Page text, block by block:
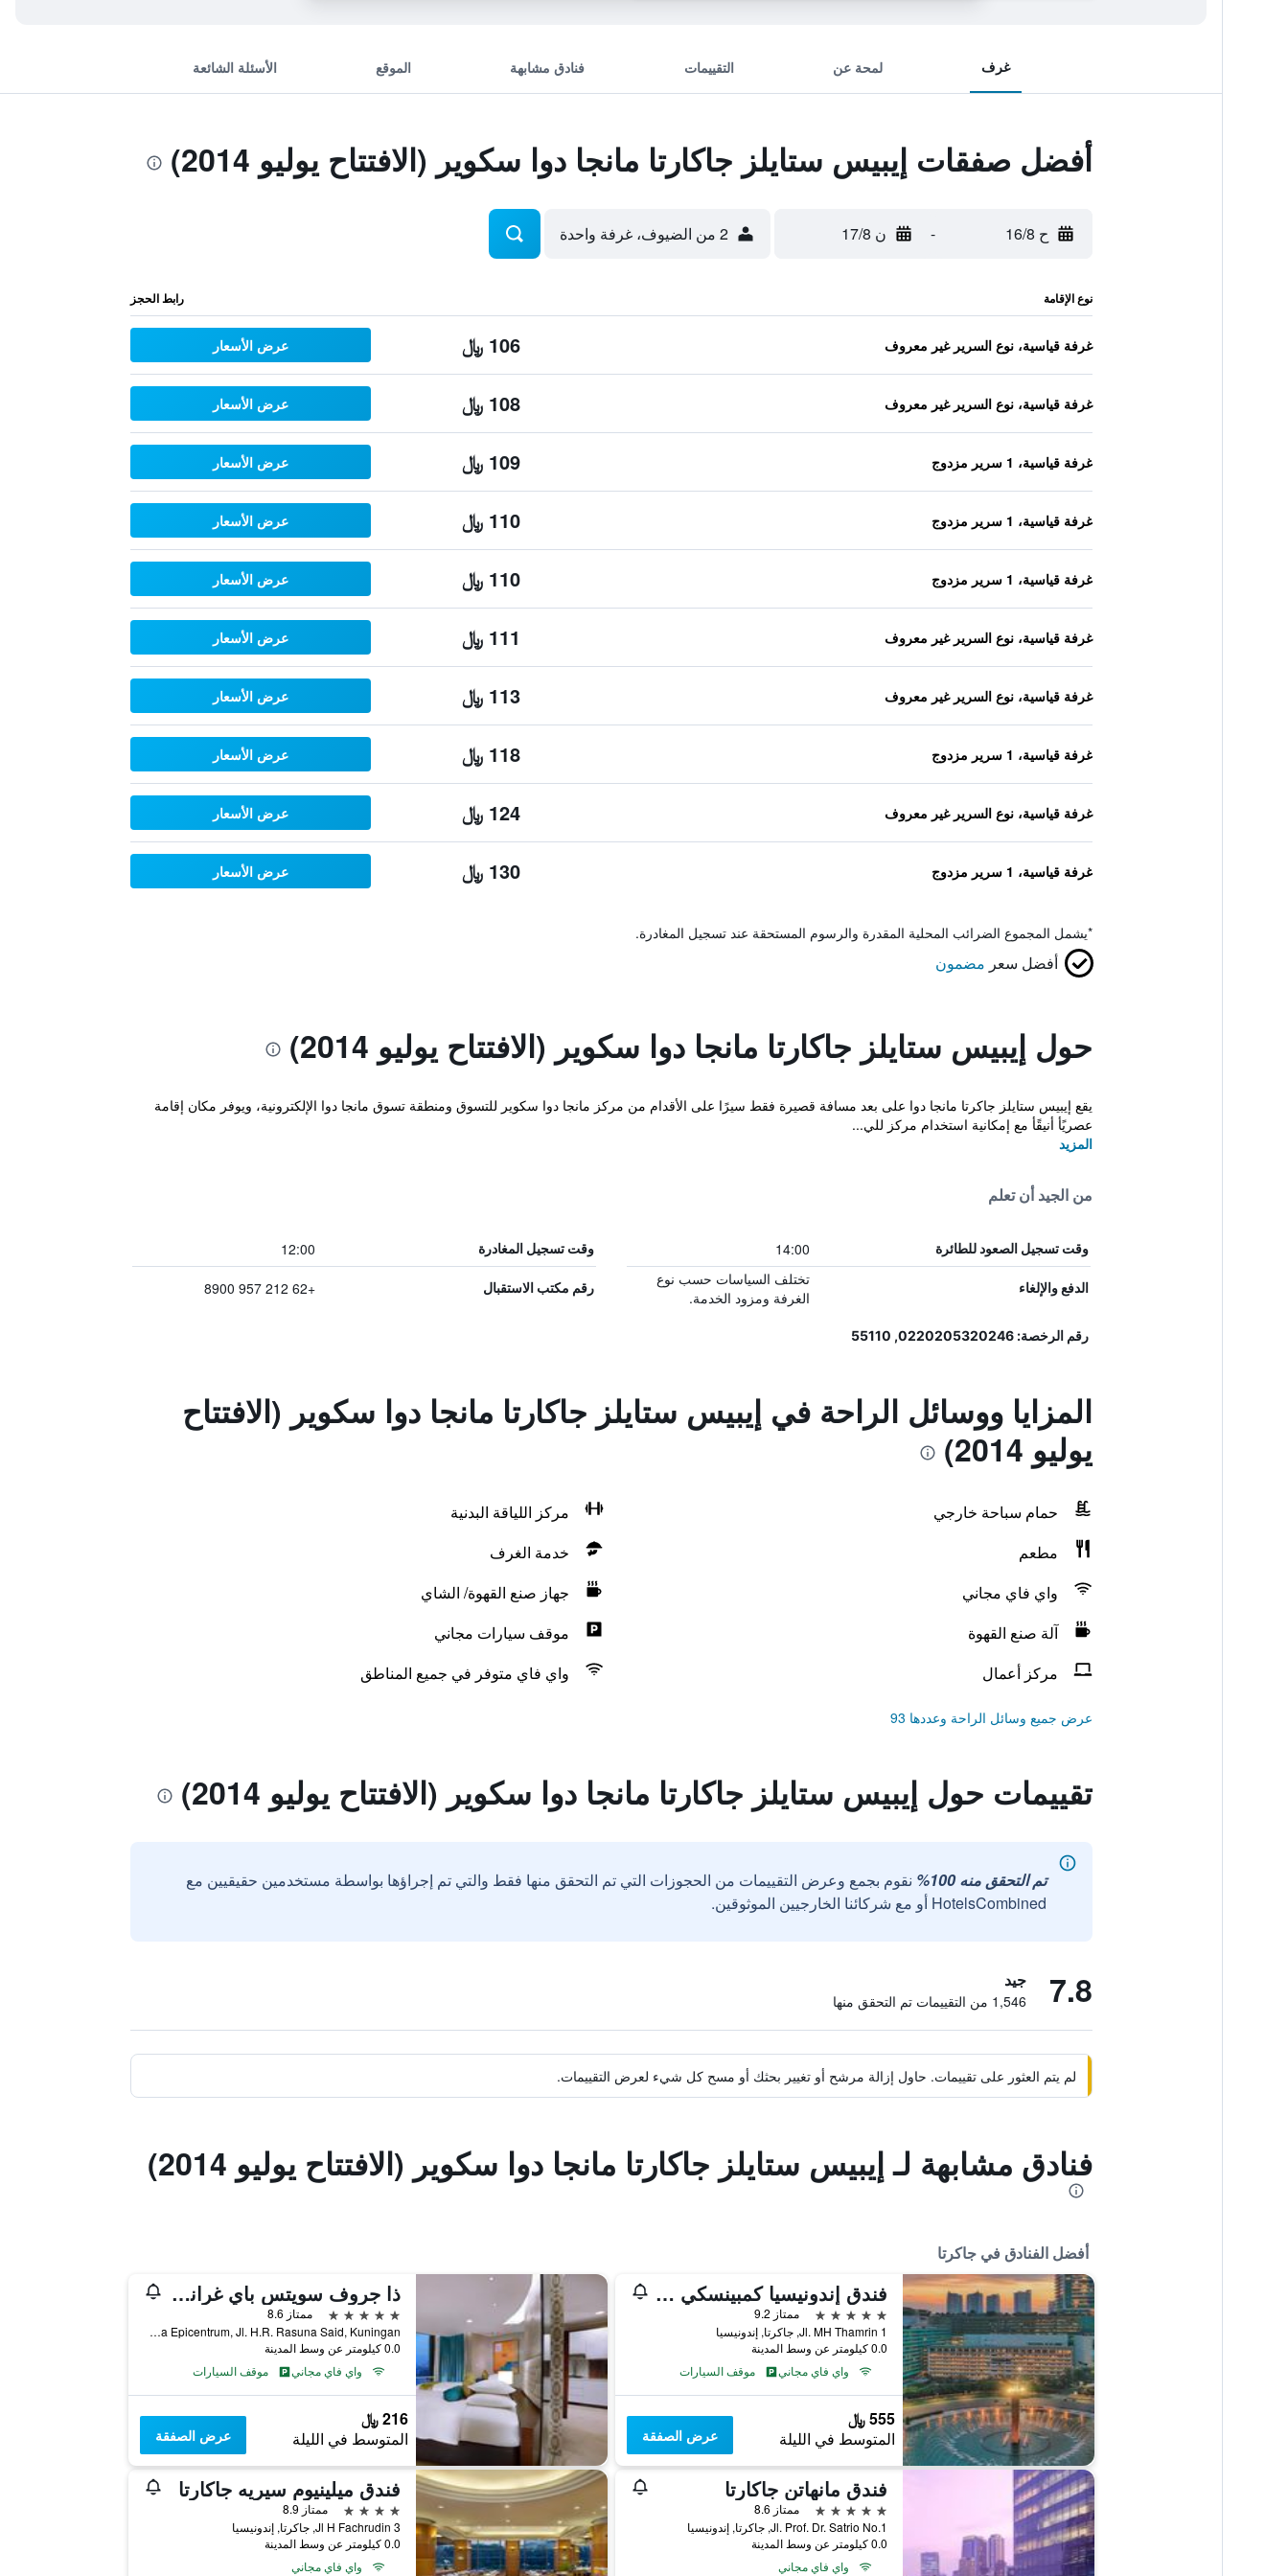
غرف لمحة عن التقييمات فنادق مشابهة الموقع الأسئلة الشائعة
أفضل صفقات إيبيس ستايلز جاكارتا مانجا دوا سكوير (الافتتاح يوليو 2014)
ح 16/8 - ن 17/8 2 من الضيوف، غرفة واحدة
نوع الإقامة رابط الحجز
غرفة قياسية، نوع السرير غير معروف 106 ﷼ عرض الأسعار
غرفة قياسية، نوع السرير غير معروف 108 ﷼ عرض الأسعار
غرفة قياسية، 1 سرير مزدوج 109 ﷼ عرض الأسعار
غرفة قياسية، 1 سرير مزدوج 110 ﷼ عرض الأسعار
غرفة قياسية، 1 سرير مزدوج 110 ﷼ عرض الأسعار
غرفة قياسية، نوع السرير غير معروف 111 ﷼ عرض الأسعار
غرفة قياسية، نوع السرير غير معروف 113 ﷼ عرض الأسعار
غرفة قياسية، 1 سرير مزدوج 118 ﷼ عرض الأسعار
غرفة قياسية، نوع السرير غير معروف 124 ﷼ عرض الأسعار
غرفة قياسية، 1 سرير مزدوج 130 ﷼ عرض الأسعار
*يشمل المجموع الضرائب المحلية المقدرة والرسوم المستحقة عند تسجيل المغادرة.
أفضل سعر مضمون
حول إيبيس ستايلز جاكارتا مانجا دوا سكوير (الافتتاح يوليو 2014)
يقع إيبيس ستايلز جاكرتا مانجا دوا على بعد مسافة قصيرة فقط سيرًا على الأقدام من مركز مانجا دوا سكوير للتسوق ومنطقة تسوق مانجا دوا الإلكترونية، ويوفر مكان إقامة
عصريًأ أنيقًأ مع إمكانية استخدام مركز للي...
المزيد
من الجيد أن تعلم
وقت تسجيل الصعود للطائرة 14:00 وقت تسجيل المغادرة 12:00
الدفع والإلغاء
تختلف السياسات حسب نوع
الغرفة ومزود الخدمة.
رقم مكتب الاستقبال +62 212 957 8900
رقم الرخصة: 0220205320246, 55110
المزايا ووسائل الراحة في إيبيس ستايلز جاكارتا مانجا دوا سكوير (الافتتاح
يوليو 2014)
حمام سباحة خارجي
مركز اللياقة البدنية
مطعم
خدمة الغرف
واي فاي مجاني
جهاز صنع القهوة/ الشاي
آلة صنع القهوة
موقف سيارات مجاني
مركز أعمال
واي فاي متوفر في جميع المناطق
عرض جميع وسائل الراحة وعددها 93
تقييمات حول إيبيس ستايلز جاكارتا مانجا دوا سكوير (الافتتاح يوليو 2014)
تم التحقق منه 100%
نقوم بجمع وعرض التقييمات من الحجوزات التي تم التحقق منها فقط والتي تم إجراؤها بواسطة مستخدمين حقيقيين مع
HotelsCombined أو مع شركائنا الخارجيين الموثوقين.
7.8 جيد
1,546 من التقييمات تم التحقق منها
لم يتم العثور على تقييمات. حاول إزالة مرشح أو تغيير بحثك أو مسح كل شيء لعرض التقييمات.
فنادق مشابهة لـ إيبيس ستايلز جاكارتا مانجا دوا سكوير (الافتتاح يوليو 2014)
أفضل الفنادق في جاكرتا
فندق إندونيسيا كمبينسكي جاكرتا
5 نجوم
ممتاز 9.2
Jl. MH Thamrin 1, جاكرتا, إندونيسيا
0.0 كيلومتر عن وسط المدينة
واي فاي مجاني
موقف السيارات
555 ﷼
المتوسط في الليلة عرض الصفقة
ذا جروف سويتس باي غراند أستون
5 نجوم
ممتاز 8.6
Kawasan Rasuna Epicentrum, Jl. H.R. Rasuna Said, Kuningan, جاكرتا, إندونيسيا
0.0 كيلومتر عن وسط المدينة
واي فاي مجاني
موقف السيارات
216 ﷼
المتوسط في الليلة عرض الصفقة
فندق مانهاتن جاكارتا
5 نجوم
ممتاز 8.6
Jl. Prof. Dr. Satrio No.1, جاكرتا, إندونيسيا
0.0 كيلومتر عن وسط المدينة
واي فاي مجاني
فندق ميلينيوم سيريه جاكارتا
4 نجوم
ممتاز 8.9
Jl H Fachrudin 3, جاكرتا, إندونيسيا
0.0 كيلومتر عن وسط المدينة
واي فاي مجاني